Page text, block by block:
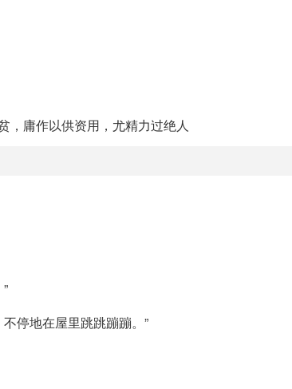
，庸作以供资用，尤精力过绝人
停地在屋里跳跳蹦蹦。”